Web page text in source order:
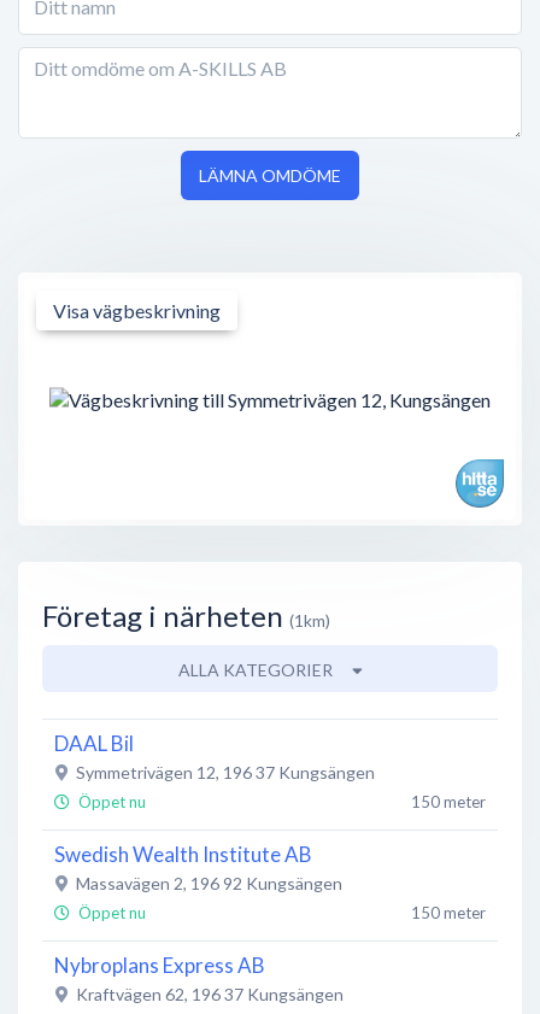
LÄMNA OMDÖME
Visa vägbeskrivning
Företag i närheten (1km)
ALLA KATEGORIER
DAAL Bil
Symmetrivägen 12, 196 37 Kungsängen
Öppet nu 150 meter
Swedish Wealth Institute AB
Massavägen 2, 196 92 Kungsängen
Öppet nu 150 meter
Nybroplans Express AB
Kraftvägen 62, 196 37 Kungsängen